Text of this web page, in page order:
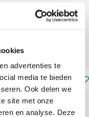
advertenties te
media te bieden
Ook delen we
site met onze
en analyse. Deze
meer
winkelwagen